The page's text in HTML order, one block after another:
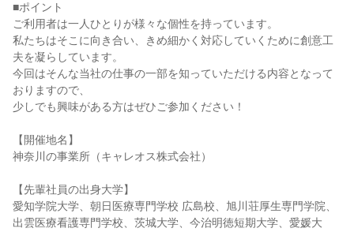
■ポイント
ご利用者は一人ひとりが様々な個性を持っています。
私たちはそこに向き合い、きめ細かく対応していくために創意工
夫を凝らしています。
今回はそんな当社の仕事の一部を知っていただける内容となって
おりますので、
少しでも興味がある方はぜひご参加ください！
【開催地名】
神奈川の事業所（キャレオス株式会社）
【先輩社員の出身大学】
愛知学院大学、朝日医療専門学校 広島校、旭川荘厚生専門学院、
出雲医療看護専門学校、茨城大学、今治明徳短期大学、愛媛大